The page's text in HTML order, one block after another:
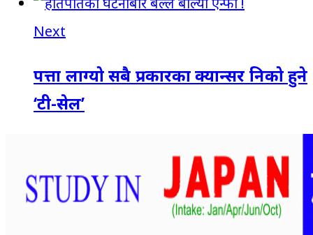
Next
पत्ता लाग्यो सबै प्रकारका क्यान्सर निको हुने
‘टी-सेल’